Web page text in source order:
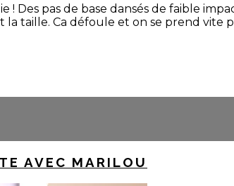
Des pas de base dansés de faible
taille. Ca défoule et on se prend vite
AVEC MARILOU